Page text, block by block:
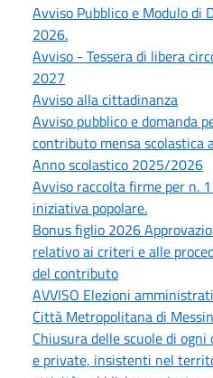
Avviso Pubblico e Modulo di
2026.
Avviso - Tessera di libera
2027
Avviso alla cittadinanza
Avviso pubblico e domanda
contributo mensa scolastica
Anno scolastico 2025/2026
Avviso raccolta firme per n.
iniziativa popolare.
Bonus figlio 2026
relativo ai criteri e alle
del contributo
AVVISO Elezioni
Città Metropolitana di
Chiusura delle scuole di
e private, insistenti nel